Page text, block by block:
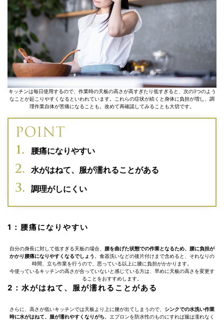
キッチンは毎日使用するので、作業時の天板の高さが高すぎたり低すぎると、次の3つのよう
なことが起こりやすくなるといわれています。これらの症状が続くと身体に負担が増し、調
理作業自体が苦痛になることも。改めて再確認してみることも大切です。
腰痛になりやすい
水がはねて、服が濡れることがある
調理がしにくい
1：腰痛になりやすい
自分の身長に対して低すぎる天板の場合、 腰を曲げた状態での作業となるため、腰に負担が
かかり腰痛になりやすくなるでしょう
。食器洗いなどの後片付けまで含めると、それなりの
時間、立ち作業を行うので、思っている以上に腰に負担がかかります。
今使っているキッチンの高さが合っていないと感じている方は、早めに天板の高さを変更す
ることをおすすめします。
2：水がはねて、服が濡れることがある
さらに、高さが低いキッチンでは天板より上に腰が出てしまうので、 シンクでの水洗い作業
時に水がはねて、服が濡れやすくなりがち 。エプロンを防水性のものにすれば服は濡れなく